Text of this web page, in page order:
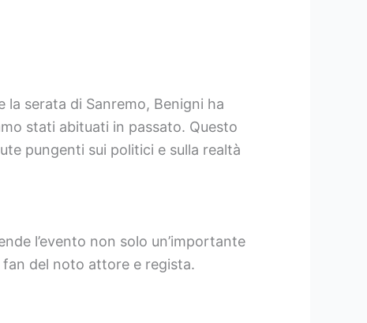
serata di Sanremo, Benigni ha
stati abituati in passato. Questo
pungenti sui politici e sulla realtà
l’evento non solo un’importante
del noto attore e regista.